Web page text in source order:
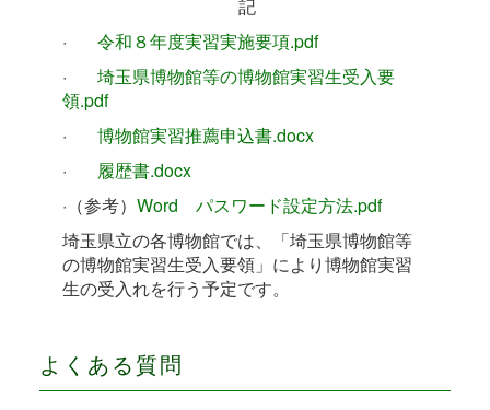
記
· 令和８年度実習実施要項.pdf
· 埼玉県博物館等の博物館実習生受入要
領.pdf
· 博物館実習推薦申込書.docx
· 履歴書.docx
·（参考） Word パスワード設定方法.pdf
埼玉県立の各博物館では、「埼玉県博物館等
の博物館実習生受入要領」により博物館実習
生の受入れを行う予定です。
よくある質問